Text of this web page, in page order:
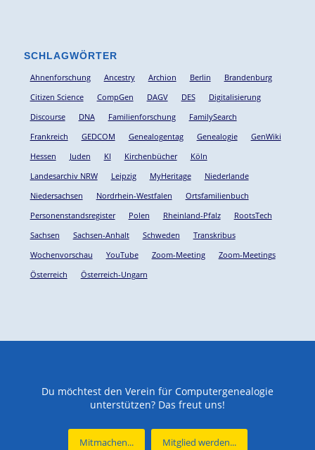
SCHLAGWÖRTER
Ahnenforschung Ancestry Archion Berlin
Brandenburg
Citizen Science
CompGen DAGV DES
Digitalisierung
Discourse
DNA Familienforschung
FamilySearch
Frankreich
GEDCOM Genealogentag Genealogie
GenWiki
Hessen
Juden KI Kirchenbücher
Köln
Landesarchiv NRW
Leipzig MyHeritage
Niederlande
Niedersachsen
Nordrhein-Westfalen
Ortsfamilienbuch
Personenstandsregister
Polen Rheinland-Pfalz
RootsTech
Sachsen
Sachsen-Anhalt Schweden
Transkribus
Wochenvorschau
YouTube Zoom-Meeting
Zoom-Meetings
Österreich
Österreich-Ungarn
Du möchtest den Verein für Computergenealogie
unterstützen? Das freut uns!
Mitmachen... Mitglied werden...